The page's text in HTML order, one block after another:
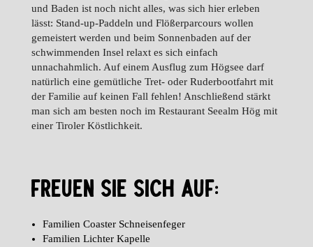
und Baden ist noch nicht alles, was sich hier erleben
lässt: Stand-up-Paddeln und Flößerparcours wollen
gemeistert werden und beim Sonnenbaden auf der
schwimmenden Insel relaxt es sich einfach
unnachahmlich. Auf einem Ausflug zum Högsee darf
natürlich eine gemütliche Tret- oder Ruderbootfahrt mit
der Familie auf keinen Fall fehlen! Anschließend stärkt
man sich am besten noch im Restaurant Seealm Hög mit
einer Tiroler Köstlichkeit.
FREUEN SIE SICH AUF:
Familien Coaster Schneisenfeger
Familien Lichter Kapelle